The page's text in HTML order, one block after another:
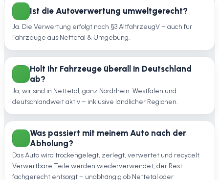
Ist die Autoverwertung umweltgerecht?
Ja. Die Verwertung erfolgt nach §3 AltfahrzeugV – auch für
Fahrzeuge aus Nettetal & Umgebung.
Holt ihr Fahrzeuge überall in Deutschland
ab?
Ja, wir sind in Nettetal, ganz Nordrhein-Westfalen und
deutschlandweit aktiv – inklusive ländlicher Regionen.
Was passiert mit meinem Auto nach der
Abholung?
Das Auto wird trockengelegt, zerlegt, verwertet und recycelt.
Verwertbare Teile werden wiederverwendet, der Rest
fachgerecht entsorgt – unabhängig ob Nettetal oder